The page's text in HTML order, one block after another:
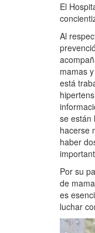
El
Al
mamas
está
se están
hacerse
haber
Por su
de
es
luchar